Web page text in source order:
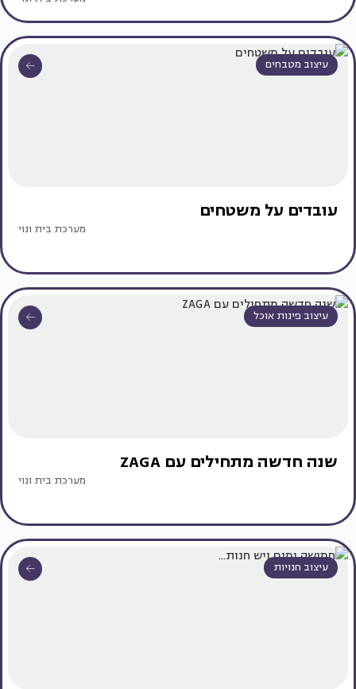
עיצוב מטבחים
עובדים על משטחים
מערכת בית ונוי
עיצוב פינות אוכל
שנה חדשה מתחילים עם ZAGA
מערכת בית ונוי
עיצוב חנויות